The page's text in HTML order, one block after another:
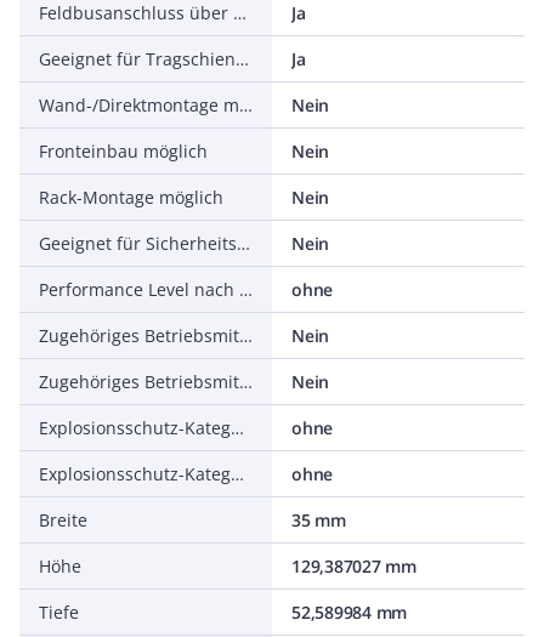
Feldbusanschluss über seperaten Buskoppler möglich
Ja
Geeignet für Tragschienenmontage
Ja
Wand-/Direktmontage möglich
Nein
Fronteinbau möglich
Nein
Rack-Montage möglich
Nein
Geeignet für Sicherheitsfunktionen
Nein
Performance Level nach EN ISO 13849-1
ohne
Zugehöriges Betriebsmittel (Ex ia)
Nein
Zugehöriges Betriebsmittel (Ex ib)
Nein
Explosionsschutz-Kategorie für Gas
ohne
Explosionsschutz-Kategorie für Staub
ohne
Breite
35 mm
Höhe
129,387027 mm
Tiefe
52,589984 mm